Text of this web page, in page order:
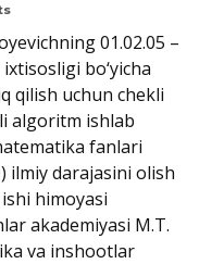
01.02.05 –
bo‘yicha
qilish uchun chekli
algoritm ishlab
fanlari
ilmiy darajasini olish
himoyasi
akademiyasi M.T.
va inshootlar